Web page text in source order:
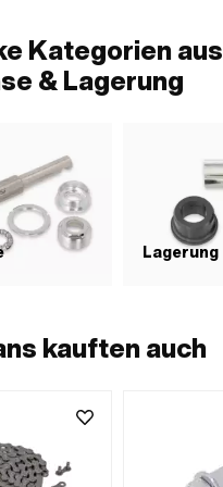
mm · Kröpfung
Kategorien aus
& Lagerung
Lagerung
kauften auch